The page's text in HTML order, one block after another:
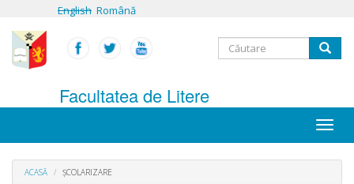
conţinutul
principal
English Română
Formular
căutare
Facultatea de Litere
Toggle
ACASĂ ȘCOLARIZARE